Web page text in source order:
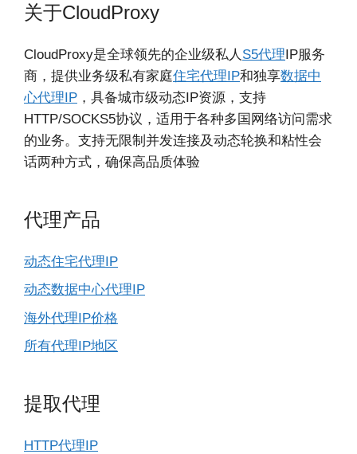
关于CloudProxy
CloudProxy是全球领先的企业级私人 S5代理IP服务
商，提供业务级私有家庭住宅代理IP和独享数据中
心代理IP ，具备城市级动态IP资源，支持
HTTP/SOCKS5协议，适用于各种多国网络访问需求
的业务。支持无限制并发连接及动态轮换和粘性会
话两种方式，确保高品质体验
代理产品
动态住宅代理IP
动态数据中心代理IP
海外代理IP价格
所有代理IP地区
提取代理
HTTP代理IP